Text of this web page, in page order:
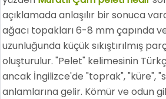
açıklamada anlaşılır bir sonuca
ağacı topakları 6-8 mm çapında
uzunluğunda küçük sıkıştırılmış
oluşturulur. "Pelet" kelimesinin
ancak İngilizce'de "toprak", "küre",
anlamlarına gelir. Kömür ve odun